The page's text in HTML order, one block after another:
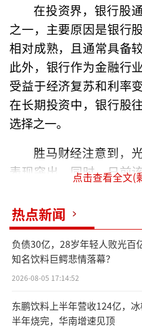
在投资界，银行股
之一，主要原因是银行
相对成熟，且通常具备
此外，银行作为金融行
受益于经济复苏和利率
在长期投资中，银行股
选择之一。
胜马财经注意到，
表现突出。同时，日前
成的到任引发市场高度
战略规划能力被认为将
展动力。同时，光大银
创新方面的成果也开始
季度盈利指标呈现回暖。
新管理层落定
点击查看全文(
热点新闻
负债30亿，28岁年轻人败光百
知名饮料巨鳄悲情落幕？
2026-08-05 17:14:52
东鹏饮料上半年营收124亿，
半年烧完，华南增速见顶